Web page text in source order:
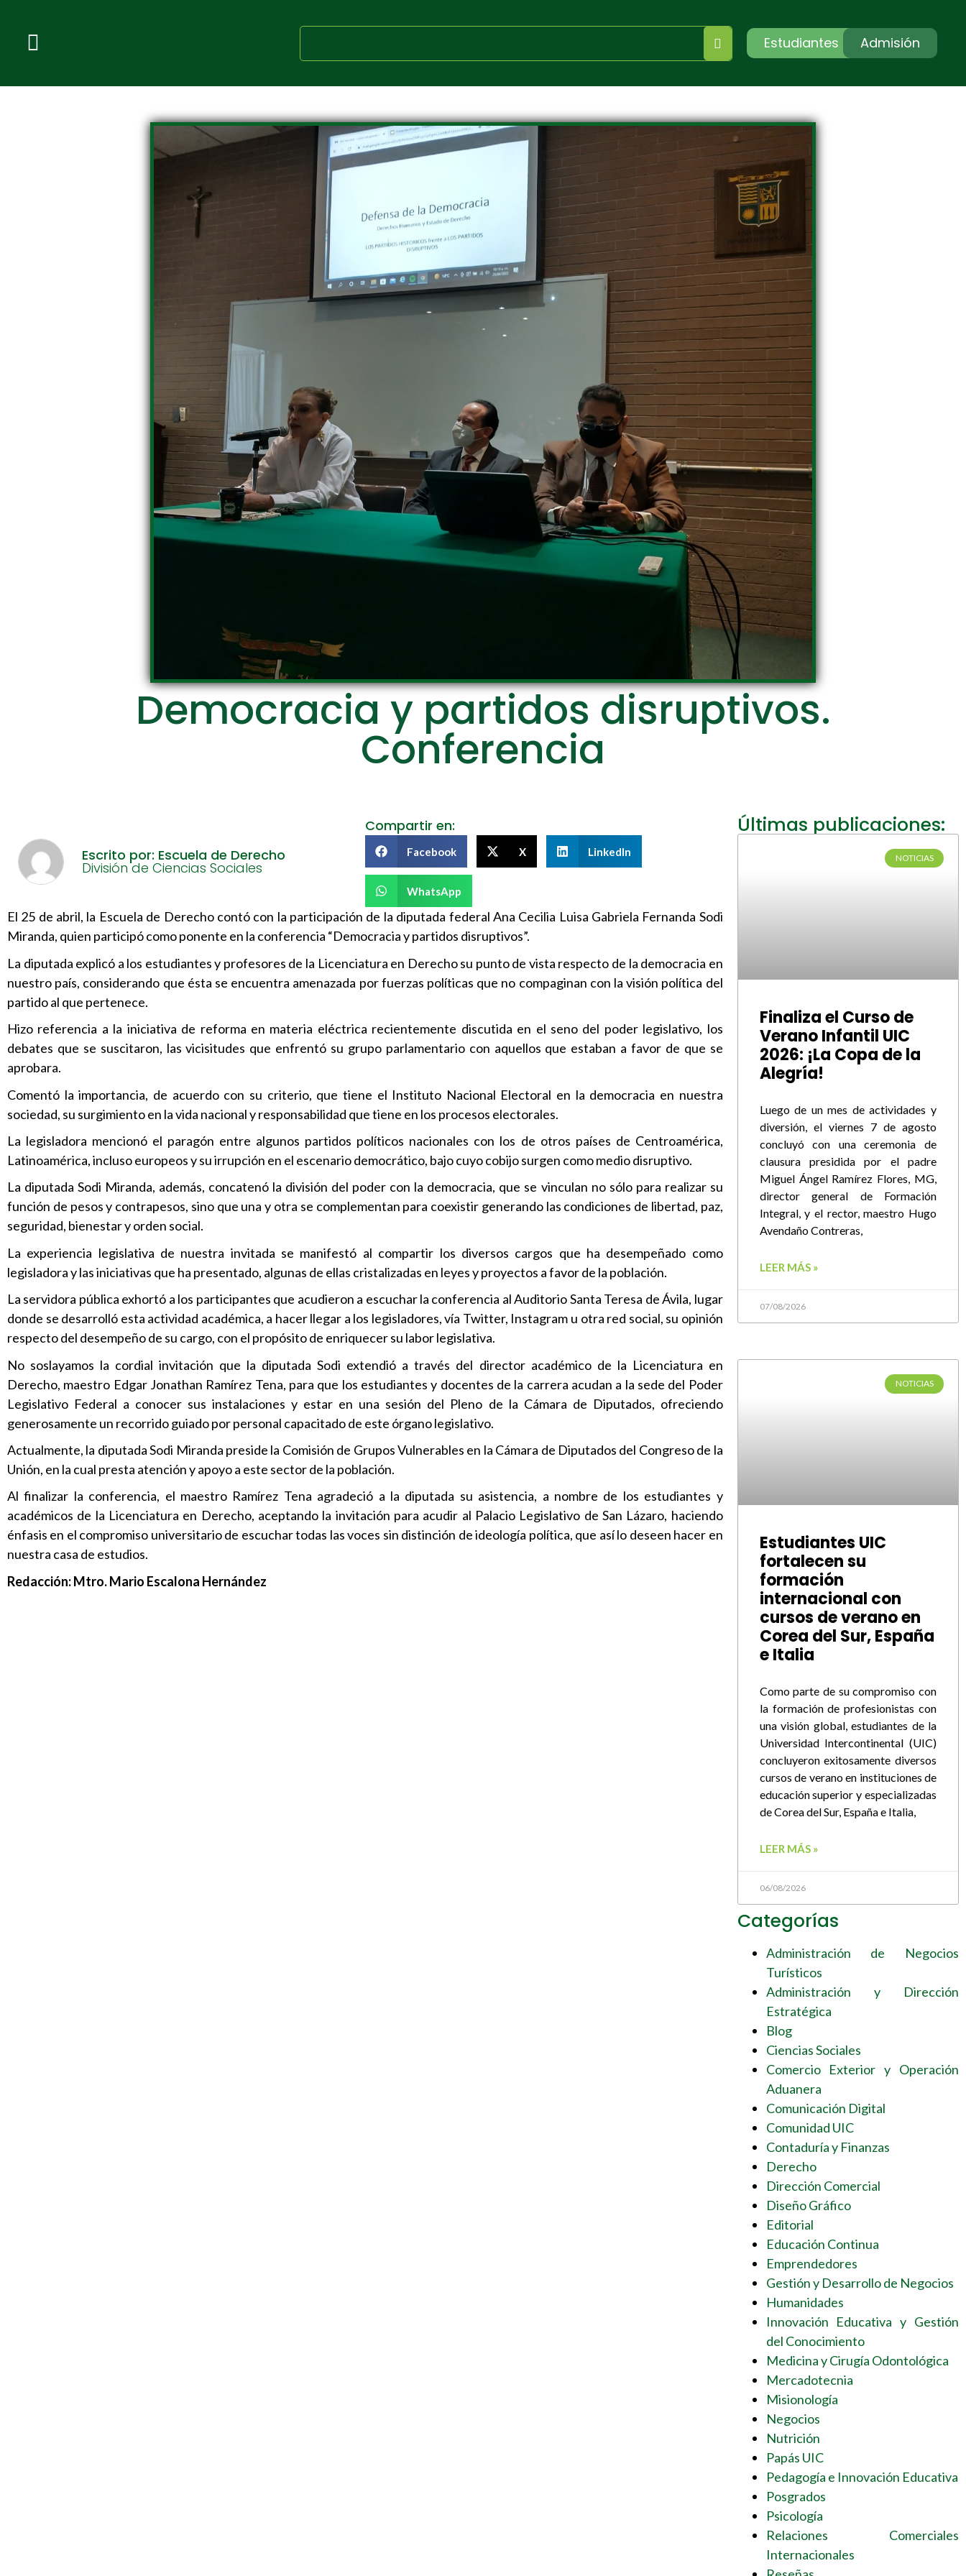
Estudiantes Admisión
Democracia y partidos disruptivos.
Conferencia
Escrito por: Escuela de Derecho
División de Ciencias Sociales
Compartir en:
Facebook X LinkedIn
WhatsApp
El 25 de abril, la Escuela de Derecho contó con la participación de la diputada federal Ana Cecilia Luisa Gabriela Fernanda Sodi
Miranda, quien participó como ponente en la conferencia “Democracia y partidos disruptivos”.
La diputada explicó a los estudiantes y profesores de la Licenciatura en Derecho su punto de vista respecto de la democracia en
nuestro país, considerando que ésta se encuentra amenazada por fuerzas políticas que no compaginan con la visión política del
partido al que pertenece.
Hizo referencia a la iniciativa de reforma en materia eléctrica recientemente discutida en el seno del poder legislativo, los
debates que se suscitaron, las vicisitudes que enfrentó su grupo parlamentario con aquellos que estaban a favor de que se
aprobara.
Comentó la importancia, de acuerdo con su criterio, que tiene el Instituto Nacional Electoral en la democracia en nuestra
sociedad, su surgimiento en la vida nacional y responsabilidad que tiene en los procesos electorales.
La legisladora mencionó el paragón entre algunos partidos políticos nacionales con los de otros países de Centroamérica,
Latinoamérica, incluso europeos y su irrupción en el escenario democrático, bajo cuyo cobijo surgen como medio disruptivo.
La diputada Sodi Miranda, además, concatenó la división del poder con la democracia, que se vinculan no sólo para realizar su
función de pesos y contrapesos, sino que una y otra se complementan para coexistir generando las condiciones de libertad, paz,
seguridad, bienestar y orden social.
La experiencia legislativa de nuestra invitada se manifestó al compartir los diversos cargos que ha desempeñado como
legisladora y las iniciativas que ha presentado, algunas de ellas cristalizadas en leyes y proyectos a favor de la población.
La servidora pública exhortó a los participantes que acudieron a escuchar la conferencia al Auditorio Santa Teresa de Ávila, lugar
donde se desarrolló esta actividad académica, a hacer llegar a los legisladores, vía Twitter, Instagram u otra red social, su opinión
respecto del desempeño de su cargo, con el propósito de enriquecer su labor legislativa.
No soslayamos la cordial invitación que la diputada Sodi extendió a través del director académico de la Licenciatura en
Derecho, maestro Edgar Jonathan Ramírez Tena, para que los estudiantes y docentes de la carrera acudan a la sede del Poder
Legislativo Federal a conocer sus instalaciones y estar en una sesión del Pleno de la Cámara de Diputados, ofreciendo
generosamente un recorrido guiado por personal capacitado de este órgano legislativo.
Actualmente, la diputada Sodi Miranda preside la Comisión de Grupos Vulnerables en la Cámara de Diputados del Congreso de la
Unión, en la cual presta atención y apoyo a este sector de la población.
Al finalizar la conferencia, el maestro Ramírez Tena agradeció a la diputada su asistencia, a nombre de los estudiantes y
académicos de la Licenciatura en Derecho, aceptando la invitación para acudir al Palacio Legislativo de San Lázaro, haciendo
énfasis en el compromiso universitario de escuchar todas las voces sin distinción de ideología política, que así lo deseen hacer en
nuestra casa de estudios.
Redacción: Mtro. Mario Escalona Hernández
Últimas publicaciones:
NOTICIAS
Finaliza el Curso de
Verano Infantil UIC
2026: ¡La Copa de la
Alegría!
Luego de un mes de actividades y
diversión, el viernes 7 de agosto
concluyó con una ceremonia de
clausura presidida por el padre
Miguel Ángel Ramírez Flores, MG,
director general de Formación
Integral, y el rector, maestro Hugo
Avendaño Contreras,
LEER MÁS »
07/08/2026
NOTICIAS
Estudiantes UIC
fortalecen su
formación
internacional con
cursos de verano en
Corea del Sur, España
e Italia
Como parte de su compromiso con
la formación de profesionistas con
una visión global, estudiantes de la
Universidad Intercontinental (UIC)
concluyeron exitosamente diversos
cursos de verano en instituciones de
educación superior y especializadas
de Corea del Sur, España e Italia,
LEER MÁS »
06/08/2026
Categorías
Administración de Negocios
Turísticos
Administración y Dirección
Estratégica
Blog
Ciencias Sociales
Comercio Exterior y Operación
Aduanera
Comunicación Digital
Comunidad UIC
Contaduría y Finanzas
Derecho
Dirección Comercial
Diseño Gráfico
Editorial
Educación Continua
Emprendedores
Gestión y Desarrollo de Negocios
Humanidades
Innovación Educativa y Gestión
del Conocimiento
Medicina y Cirugía Odontológica
Mercadotecnia
Misionología
Negocios
Nutrición
Papás UIC
Pedagogía e Innovación Educativa
Posgrados
Psicología
Relaciones Comerciales
Internacionales